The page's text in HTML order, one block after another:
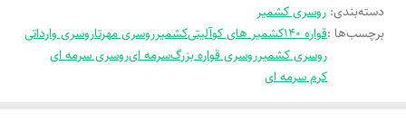
دسته‌بندی: روسری کشمیر
برچسب‌ها :قواره 140 کشمیر های کوآلیتیکشمیرروسری مهرتاروسری وارداتی
روسری کشمیرروسری قواره بزرگسرمه ایروسری سرمه ای
کرم سرمه ای